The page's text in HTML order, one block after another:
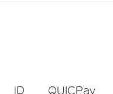
iD QUICPay